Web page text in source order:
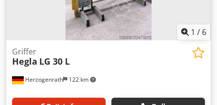
1 / 6
Herzogenrath 122 km
Griffer
Hegla LG 30 L